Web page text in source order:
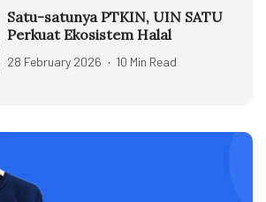
Satu-satunya PTKIN, UIN SATU
Perkuat Ekosistem Halal
28 February 2026 10 Min Read